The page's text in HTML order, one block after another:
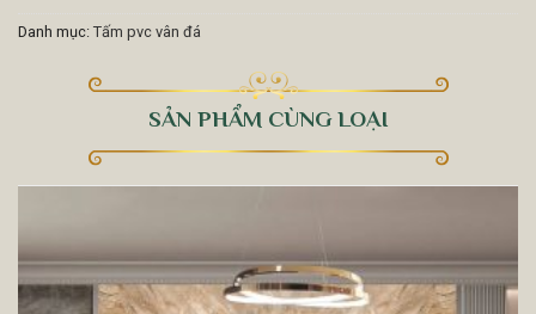
Danh mục: Tấm pvc vân đá
SẢN PHẨM CÙNG LOẠI